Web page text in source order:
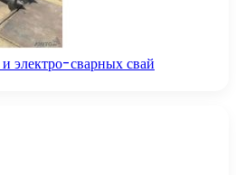
электро-сварных свай